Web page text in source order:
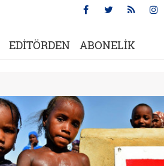
EDİTÖRDEN ABONELİK